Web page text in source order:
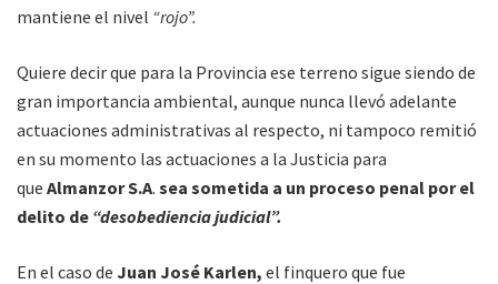
mantiene el nivel “rojo”.
Quiere decir que para la Provincia ese terreno sigue siendo de
gran importancia ambiental, aunque nunca llevó adelante
actuaciones administrativas al respecto, ni tampoco remitió
en su momento las actuaciones a la Justicia para
que Almanzor S.A. sea sometida a un proceso penal por el
delito de “desobediencia judicial”.
En el caso de Juan José Karlen, el finquero que fue